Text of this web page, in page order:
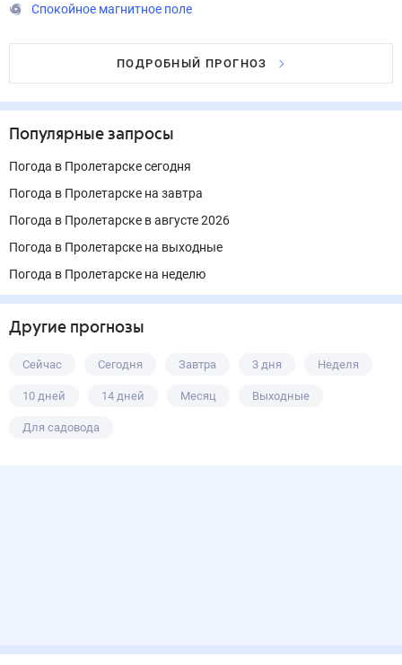
Спокойное магнитное поле
ПОДРОБНЫЙ ПРОГНОЗ
Популярные запросы
Погода в Пролетарске сегодня
Погода в Пролетарске на завтра
Погода в Пролетарске в августе 2026
Погода в Пролетарске на выходные
Погода в Пролетарске на неделю
Другие прогнозы
Сейчас Сегодня Завтра 3 дня Неделя
10 дней 14 дней Месяц Выходные
Для садовода